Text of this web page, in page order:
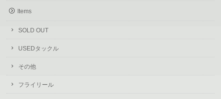
Items
SOLD OUT
USEDタックル
その他
フライリール